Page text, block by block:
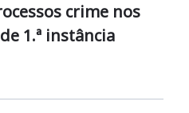
crime nos
1.ª instância